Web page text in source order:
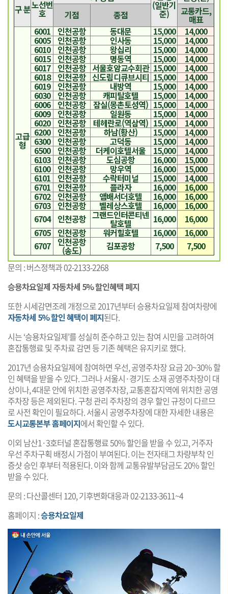
구 분노선번
호
(일반기
준)
기점
종점 교통카드,
매표
고급
형
6001 인천공항 동대문 15,000 14,000
6005 인천공항 인사동 15,000 14,000
6010 인천공항 왕십리 15,000 14,000
6015 인천공항 명동역 15,000 14,000
6017 인천공항 서울호암교수회관 15,000 14,000
6018 인천공항 신도림디큐브시티 15,000 14,000
6019 인천공항 내방역 15,000 14,000
6030 인천공항 캐피탈호텔 15,000 14,000
6006 인천공항 잠실(몽촌토성역) 15,000 14,000
6009 인천공항 일원동 15,000 14,000
6020 인천공항 테헤란로(역삼역) 15,000 14,000
6200 인천공항 하남(황산) 15,000 14,000
6300 인천공항 고덕동 15,000 14,000
6500 인천공항 더케이호텔서울 15,000 14,000
6103 인천공항 도심공항 16,000 15,000
6100 인천공항 망우역 16,000 15,000
6101 인천공항 수락터미널 15,000 14,000
6701 인천공항 플라자 16,000 16,000
6702 인천공항 앰배서더호텔 16,000 16,000
6703 인천공항 벨레상스호텔 16,000
16,000
6704
인천공항 그랜드인터콘티넨
탈호텔 16,000
16,000
6705
인천공항 워커힐호텔 16,000
16,000
6707
인천공항
(송도) 김포공항 7,500
7,500
문의 : 버스정책과 02-2133-2268
승용차요일제 자동차세 5% 할인혜택 폐지
또한 시세감면조례 개정으로 2017년부터 승용차요일제 참여차량에
자동차세 5% 할인 혜택이 폐지된다.
시는 ‘승용차요일제’를 성실히 준수하고 있는 참여 시민을 고려하여
혼잡통행료 및 주차료 감면 등 기존 혜택은 유지키로 했다.
2017년 승용차요일제에 참여하면 우선, 공영주차장 요금 20~30% 할
인 혜택을 받을 수 있다. 그러나 서울시·경기도 소재 공영주차장이 대
상이나, 4대문 안에 위치한 공영주차장, 교통혼잡지역에 위치한 공영
주차장 등은 제외된다. 구청 관리 주차장의 경우 할인 규정이 다르므
로 사전 확인이 필요하다. 서울시 공영주차장에 대한 자세한 내용은
도시교통본부 홈페이지에서 확인할 수 있다.
이외 남산1·3호터널 혼잡통행료 50% 할인을 받을 수 있고, 거주자
우선 주차구획 배정시 가점이 부여된다. 이는 전자태그 차량부착 인
증샷 승인 후부터 적용된다. 이와 함께 교통유발부담금도 20% 할인
받을 수 있다.
문의 : 다산콜센터 120, 기후변화대응과 02-2133-3611~4
홈페이지 :승용차요일제